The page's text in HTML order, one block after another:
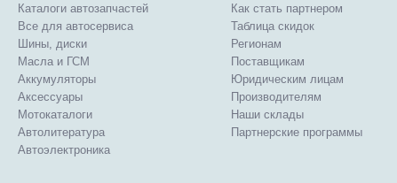
Каталоги автозапчастей
Все для автосервиса
Шины, диски
Масла и ГСМ
Аккумуляторы
Аксессуары
Мотокаталоги
Автолитература
Автоэлектроника
Как стать партнером
Таблица скидок
Регионам
Поставщикам
Юридическим лицам
Производителям
Наши склады
Партнерские программы